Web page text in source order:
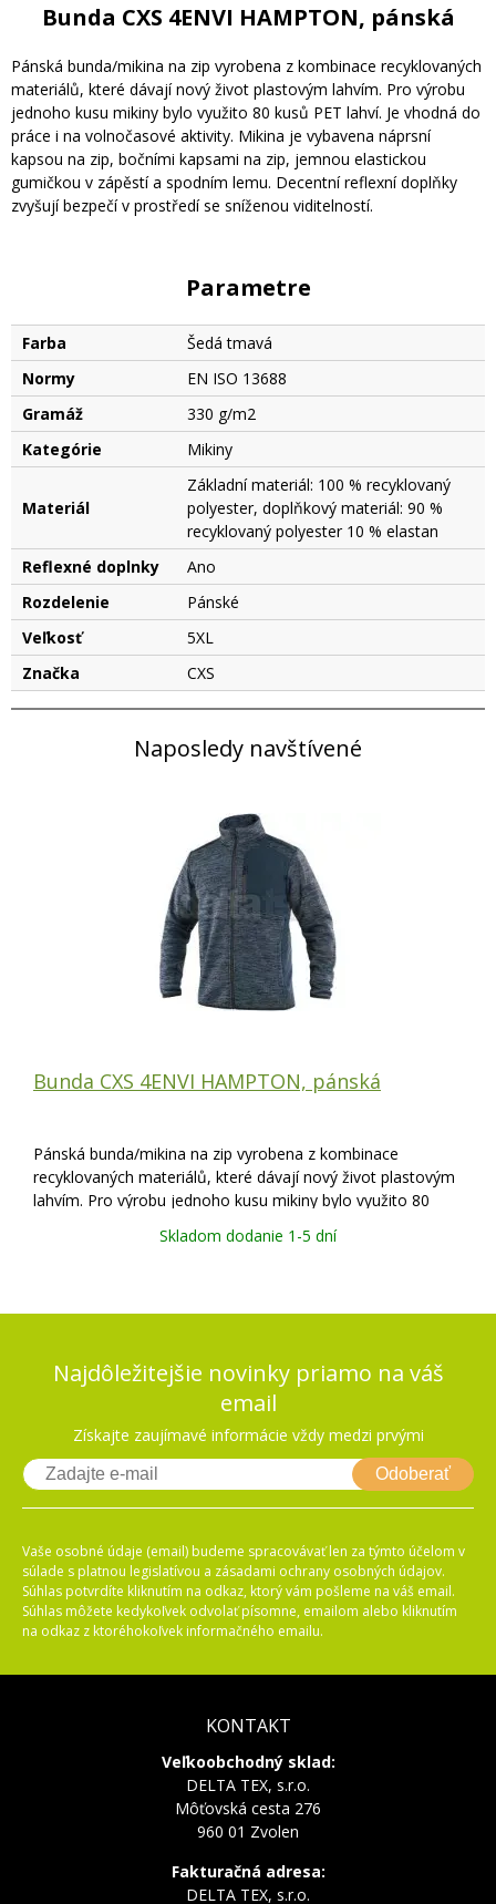
Bunda CXS 4ENVI HAMPTON, pánská
Pánská bunda/mikina na zip vyrobena z kombinace recyklovaných
materiálů, které dávají nový život plastovým lahvím. Pro výrobu
jednoho kusu mikiny bylo využito 80 kusů PET lahví. Je vhodná do
práce i na volnočasové aktivity. Mikina je vybavena náprsní
kapsou na zip, bočními kapsami na zip, jemnou elastickou
gumičkou v zápěstí a spodním lemu. Decentní reflexní doplňky
zvyšují bezpečí v prostředí se sníženou viditelností.
Parametre
Farba
Šedá tmavá
Normy
EN ISO 13688
Gramáž
330 g/m2
Kategórie
Mikiny
Materiál
Základní materiál: 100 % recyklovaný
polyester, doplňkový materiál: 90 %
recyklovaný polyester 10 % elastan
Reflexné doplnky
Ano
Rozdelenie
Pánské
Veľkosť
5XL
Značka
CXS
Naposledy navštívené
Bunda CXS 4ENVI HAMPTON, pánská
Pánská bunda/mikina na zip vyrobena z kombinace
recyklovaných materiálů, které dávají nový život plastovým
lahvím. Pro výrobu jednoho kusu mikiny bylo využito 80
aktivity. Mikina je vybavena náprsní
Skladom dodanie 1-5 dní
Najdôležitejšie novinky priamo na váš
email
Získajte zaujímavé informácie vždy medzi prvými
Odoberať
Vaše osobné údaje (email) budeme spracovávať len za týmto účelom v
súlade s platnou legislatívou a zásadami ochrany osobných údajov.
Súhlas potvrdíte kliknutím na odkaz, ktorý vám pošleme na váš email.
Súhlas môžete kedykoľvek odvolať písomne, emailom alebo kliknutím
na odkaz z ktoréhokoľvek informačného emailu.
KONTAKT
Veľkoobchodný sklad:
DELTA TEX, s.r.o.
Môťovská cesta 276
960 01 Zvolen
Fakturačná adresa:
DELTA TEX, s.r.o.